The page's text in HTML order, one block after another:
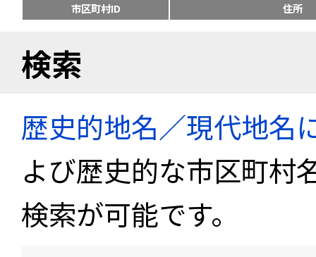
市区町村ID 住所
検索
歴史的地名／現代地名
よび歴史的な市区町村
検索が可能です。